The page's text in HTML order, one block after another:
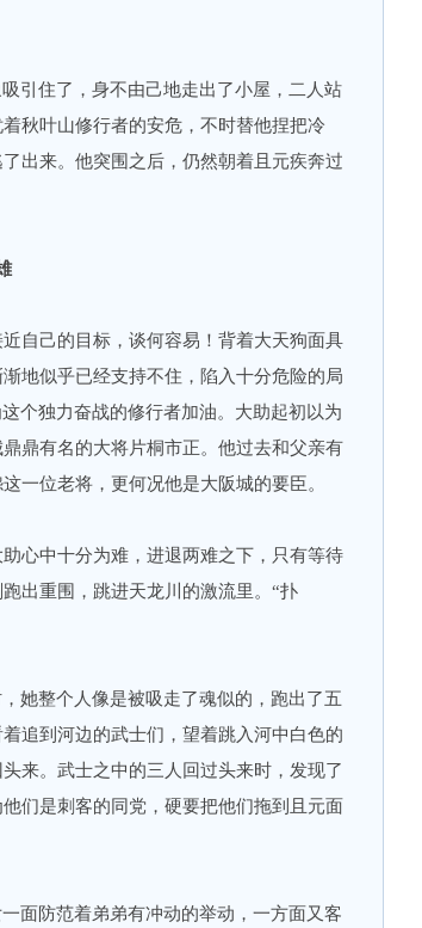
住了，身不由己地走出了小屋，二人站
秋叶山修行者的安危，不时替他捏把冷
出来。他突围之后，仍然朝着且元疾奔过
己的目标，谈何容易！背着大天狗面具
地似乎已经支持不住，陷入十分危险的局
个独力奋战的修行者加油。大助起初以为
鼎有名的大将片桐市正。他过去和父亲有
一位老将，更何况他是大阪城的要臣。
中十分为难，进退两难之下，只有等待
出重围，跳进天龙川的激流里。“扑
整个人像是被吸走了魂似的，跑出了五
追到河边的武士们，望着跳入河中白色的
来。武士之中的三人回过头来时，发现了
们是刺客的同党，硬要把他们拖到且元面
防范着弟弟有冲动的举动，一方面又客